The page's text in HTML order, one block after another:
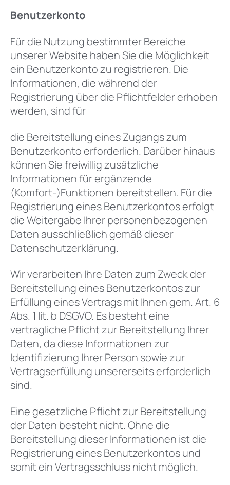
Benutzerkonto
Für die Nutzung bestimmter Bereiche
unserer Website haben Sie die Möglichkeit
ein Benutzerkonto zu registrieren. Die
Informationen, die während der
Registrierung über die Pflichtfelder erhoben
werden, sind für
die Bereitstellung eines Zugangs zum
Benutzerkonto erforderlich. Darüber hinaus
können Sie freiwillig zusätzliche
Informationen für ergänzende
(Komfort-)Funktionen bereitstellen. Für die
Registrierung eines Benutzerkontos erfolgt
die Weitergabe Ihrer personenbezogenen
Daten ausschließlich gemäß dieser
Datenschutzerklärung.
Wir verarbeiten Ihre Daten zum Zweck der
Bereitstellung eines Benutzerkontos zur
Erfüllung eines Vertrags mit Ihnen gem. Art. 6
Abs. 1 lit. b DSGVO. Es besteht eine
vertragliche Pflicht zur Bereitstellung Ihrer
Daten, da diese Informationen zur
Identifizierung Ihrer Person sowie zur
Vertragserfüllung unsererseits erforderlich
sind.
Eine gesetzliche Pflicht zur Bereitstellung
der Daten besteht nicht. Ohne die
Bereitstellung dieser Informationen ist die
Registrierung eines Benutzerkontos und
somit ein Vertragsschluss nicht möglich.